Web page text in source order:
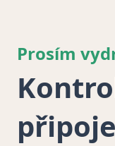
Prosím